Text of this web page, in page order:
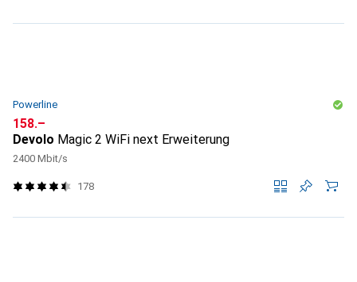
Powerline
CHF
158.–
Devolo Magic 2 WiFi next Erweiterung
2400 Mbit/s
178